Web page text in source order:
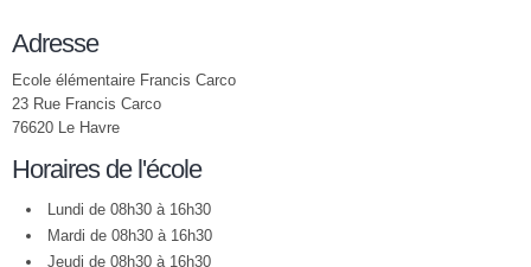
Adresse
Ecole élémentaire Francis Carco
23 Rue Francis Carco
76620 Le Havre
Horaires de l'école
Lundi de 08h30 à 16h30
Mardi de 08h30 à 16h30
Jeudi de 08h30 à 16h30